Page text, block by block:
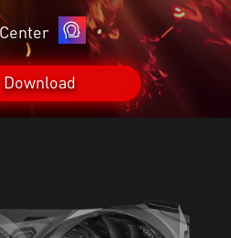
Download